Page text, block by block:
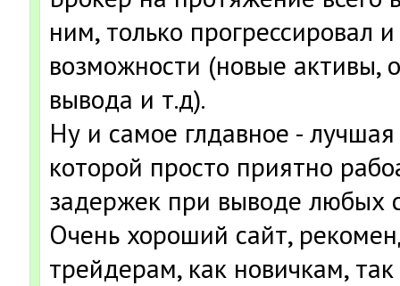
ним, только прогрессировал
возможности (новые активы,
вывода и т.д).
Ну и самое глдавное -
которой просто приятно
задержек при выводе любых
Очень хороший сайт,
трейдерам, как новичкам,